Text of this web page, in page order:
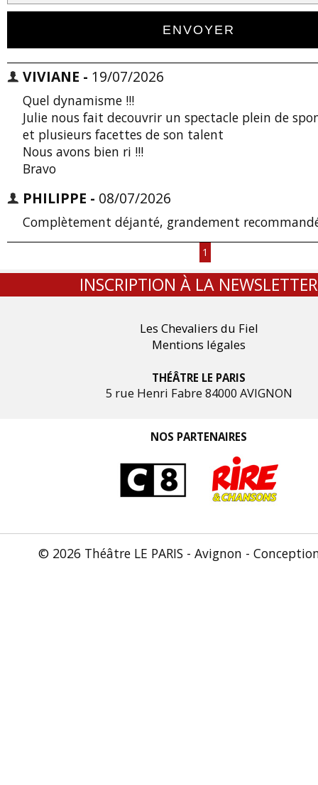
VIVIANE - 19/07/2026
Quel dynamisme !!!
Julie nous fait decouvrir un spectacle plein de
et plusieurs facettes de son talent
Nous avons bien ri !!!
Bravo
PHILIPPE - 08/07/2026
Complètement déjanté, grandement
1
INSCRIPTION À LA NEWSLETTER
Les Chevaliers du Fiel
Mentions légales
THÉÂTRE LE PARIS
5 rue Henri Fabre 84000 AVIGNON
NOS PARTENAIRES
© 2026 Théâtre LE PARIS - Avignon -